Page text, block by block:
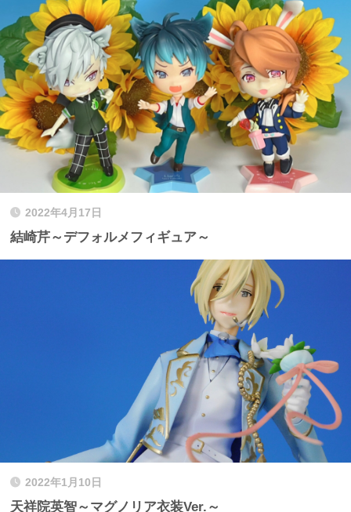
2022年4月17日
結崎芹～デフォルメフィギュア～
2022年1月10日
天祥院英智～マグノリア衣装Ver.～